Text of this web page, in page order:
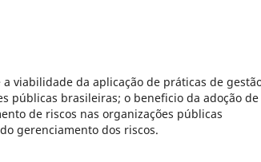
viabilidade da aplicação de práticas de
públicas brasileiras; o beneficio da adoção de
de riscos nas organizações públicas
gerenciamento dos riscos.